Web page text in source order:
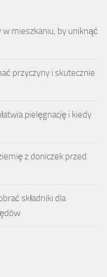
w mieszkaniu, by uniknąć
przyczyny i skutecznie
pielęgnację i kiedy
z doniczek przed
składniki dla